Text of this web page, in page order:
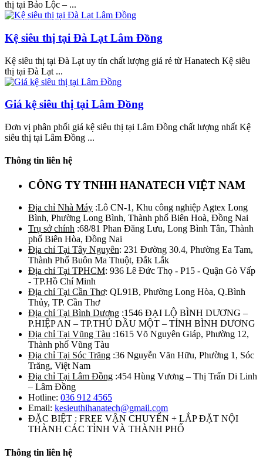
thị tại Bảo Lộc – ...
Kệ siêu thị tại Đà Lạt Lâm Đồng
Kệ siêu thị tại Đà Lạt uy tín chất lượng giá rẻ từ Hanatech Kệ siêu
thị tại Đà Lạt ...
Giá kệ siêu thị tại Lâm Đồng
Đơn vị phân phối giá kệ siêu thị tại Lâm Đồng chất lượng nhất Kệ
siêu thị tại Lâm Đồng ...
Thông tin liên hệ
CÔNG TY TNHH HANATECH VIỆT NAM
Địa chỉ Nhà Máy :Lô CN-1, Khu công nghiệp Agtex Long
Bình, Phường Long Bình, Thành phố Biên Hoà, Đồng Nai
Trụ sở chính :68/81 Phan Đăng Lưu, Long Bình Tân, Thành
phố Biên Hòa, Đồng Nai
Địa chỉ Tại Tây Nguyên: 231 Đường 30.4, Phường Ea Tam,
Thành Phố Buôn Ma Thuột, Đắk Lắk
Địa chỉ Tại TPHCM: 936 Lê Đức Thọ - P15 - Quận Gò Vấp
- TP.Hồ Chí Minh
Địa chỉ Tại Cần Thơ: QL91B, Phường Long Hòa, Q.Bình
Thủy, TP. Cần Thơ
Địa chỉ Tại Bình Dương :1546 ĐẠI LỘ BÌNH DƯƠNG –
P.HIỆP AN – TP.THỦ DẦU MỘT – TỈNH BÌNH DƯƠNG
Địa chỉ Tại Vũng Tàu :1615 Võ Nguyên Giáp, Phường 12,
Thành phố Vũng Tàu
Địa chỉ Tại Sóc Trăng :36 Nguyễn Văn Hữu, Phường 1, Sóc
Trăng, Việt Nam
Địa chỉ Tại Lâm Đồng :454 Hùng Vương – Thị Trấn Di Linh
– Lâm Đồng
Hotline: 036 912 4565
Email: kesieuthihanatech@gmail.com
ĐẶC BIỆT : FREE VẬN CHUYỂN + LẮP ĐẶT NỘI
THÀNH CÁC TỈNH VÀ THÀNH PHỐ
Thông tin liên hệ